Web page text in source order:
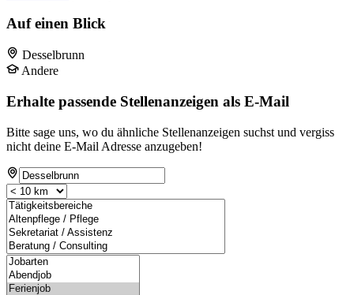
Auf einen Blick
Desselbrunn
Andere
Erhalte passende Stellenanzeigen als E-Mail
Bitte sage uns, wo du ähnliche Stellenanzeigen suchst und vergiss
nicht deine E-Mail Adresse anzugeben!